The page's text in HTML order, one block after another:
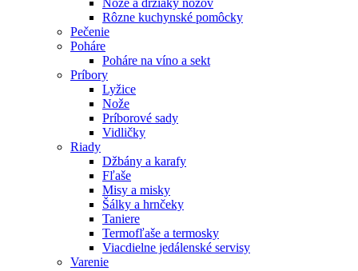
Rôzne kuchynské pomôcky
Pečenie
Poháre
Poháre na víno a sekt
Príbory
Lyžice
Nože
Príborové sady
Vidličky
Riady
Džbány a karafy
Fľaše
Misy a misky
Šálky a hrnčeky
Taniere
Termofľaše a termosky
Viacdielne jedálenské servisy
Varenie